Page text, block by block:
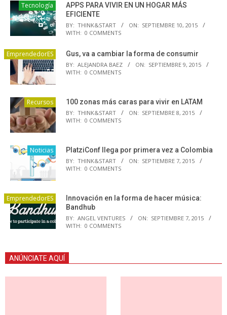
Tecnología
APPS PARA VIVIR EN UN HOGAR MÁS
EFICIENTE
BY: THINK&START ON: SEPTIEMBRE 10, 2015
WITH: 0 COMMENTS
EmprendedorES Gus, va a cambiar la forma de consumir
BY: ALEJANDRA BAEZ ON: SEPTIEMBRE 9, 2015
WITH: 0 COMMENTS
Recursos 100 zonas más caras para vivir en LATAM
BY: THINK&START ON: SEPTIEMBRE 8, 2015
WITH: 0 COMMENTS
Noticias PlatziConf llega por primera vez a Colombia
BY: THINK&START ON: SEPTIEMBRE 7, 2015
WITH: 0 COMMENTS
EmprendedorES
Innovación en la forma de hacer música:
Bandhub
BY: ANGEL VENTURES ON: SEPTIEMBRE 7, 2015
WITH: 0 COMMENTS
ANÚNCIATE AQUÍ